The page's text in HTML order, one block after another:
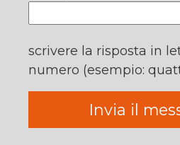
scrivere la risposta in
numero (esempio: